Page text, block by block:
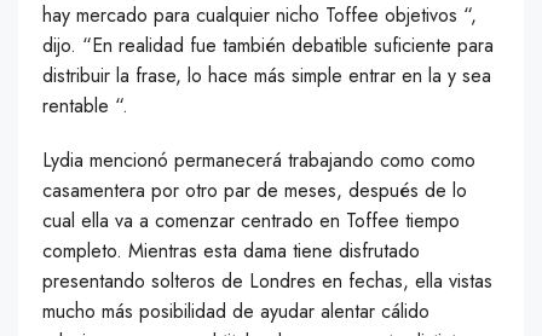
hay mercado para cualquier nicho Toffee objetivos “,
dijo. “En realidad fue también debatible suficiente para
distribuir la frase, lo hace más simple entrar en la y sea
rentable “.
Lydia mencionó permanecerá trabajando como como
casamentera por otro par de meses, después de lo
cual ella va a comenzar centrado en Toffee tiempo
completo. Mientras esta dama tiene disfrutado
presentando solteros de Londres en fechas, ella vistas
mucho más posibilidad de ayudar alentar cálido